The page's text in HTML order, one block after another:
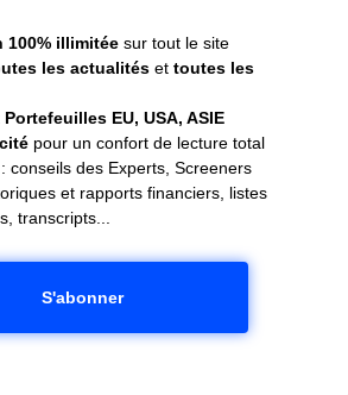
100% illimitée sur tout le site
les actualités et toutes les
EU, USA, ASIE
pour un confort de lecture total
: conseils des Experts, Screeners
et rapports financiers, listes
transcripts...
S'abonner